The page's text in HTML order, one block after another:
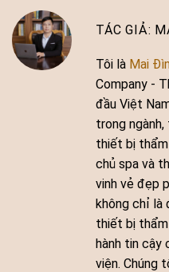
Tôi là Mai
Company -
đầu Việt
trong
thiết bị thẩm
chủ spa và
vinh vẻ đẹp
không chỉ là
thiết bị
hành tin cậy
viện. Chúng